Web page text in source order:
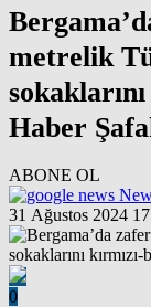
metrelik
Haber
ABONE OL
31 Ağustos 2024
0